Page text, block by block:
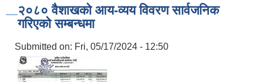
२०८० वैशाखको आय-व्यय विवरण सार्वजनिक
गरिएको सम्बन्धमा
Submitted on: Fri, 05/17/2024 - 12:50